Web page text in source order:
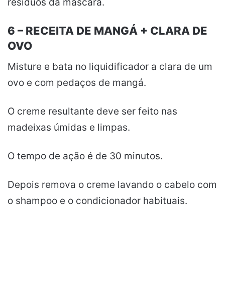
resíduos da máscara.
6 – RECEITA DE MANGÁ + CLARA DE
OVO
Misture e bata no liquidificador a clara de um
ovo e com pedaços de mangá.
O creme resultante deve ser feito nas
madeixas úmidas e limpas.
O tempo de ação é de 30 minutos.
Depois remova o creme lavando o cabelo com
o shampoo e o condicionador habituais.